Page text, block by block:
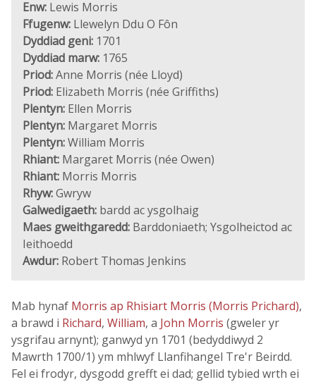
Enw: Lewis Morris
Ffugenw: Llewelyn Ddu O Fôn
Dyddiad geni: 1701
Dyddiad marw: 1765
Priod:Anne Morris (née Lloyd)
Priod: Elizabeth Morris (née Griffiths)
Plentyn: Ellen Morris
Plentyn: Margaret Morris
Plentyn:William Morris
Rhiant: Margaret Morris (née Owen)
Rhiant: Morris Morris
Rhyw:Gwryw
Galwedigaeth: bardd ac ysgolhaig
Maes gweithgaredd: Barddoniaeth; Ysgolheictod ac
Ieithoedd
Awdur: Robert Thomas Jenkins
Mab hynaf Morris ap Rhisiart Morris (Morris Prichard),
a brawd i Richard, William, a John Morris (gweler yr
ysgrifau arnynt); ganwyd yn 1701 (bedyddiwyd 2
Mawrth 1700/1) ym mhlwyf Llanfihangel Tre'r Beirdd.
Fel ei frodyr, dysgodd grefft ei dad; gellid tybied wrth ei